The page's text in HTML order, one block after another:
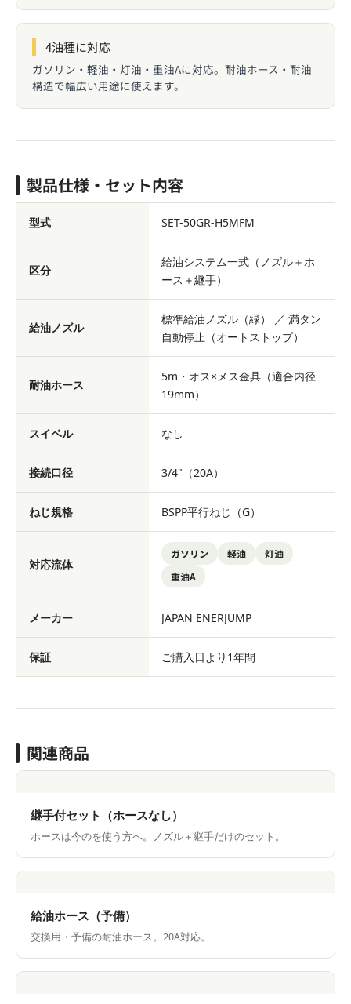
4油種に対応
ガソリン・軽油・灯油・重油Aに対応。耐油ホース・耐油
構造で幅広い用途に使えます。
製品仕様・セット内容
型式 SET-50GR-H5MFM
区分
給油システム一式（ノズル＋ホ
ース＋継手）
給油ノズル
標準給油ノズル（緑） ／ 満タン
自動停止（オートストップ）
耐油ホース
5m・オス×メス金具（適合内径
19mm）
スイベル なし
接続口径 3/4"（20A）
ねじ規格 BSPP平行ねじ（G）
対応流体
ガソリン 軽油
灯油
重油A
メーカー JAPAN ENERJUMP
保証 ご購入日より1年間
関連商品
継手付セット（ホースなし）
ホースは今のを使う方へ。ノズル＋継手だけのセット。
給油ホース（予備）
交換用・予備の耐油ホース。20A対応。